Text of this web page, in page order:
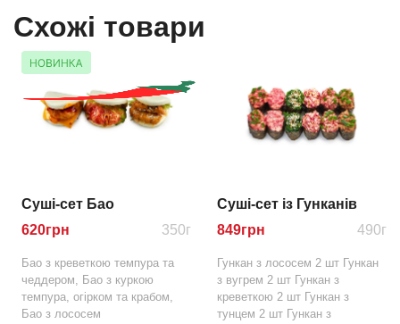
Схожі товари
Суші-сет Бао
620грн 350г
Бао з креветкою темпура та
чеддером, Бао з куркою
темпура, огірком та крабом,
Бао з лососем
Суші-сет із Гунканів
849грн 490г
Гункан з лососем 2 шт Гункан
з вугрем 2 шт Гункан з
креветкою 2 шт Гункан з
тунцем 2 шт Гункан з